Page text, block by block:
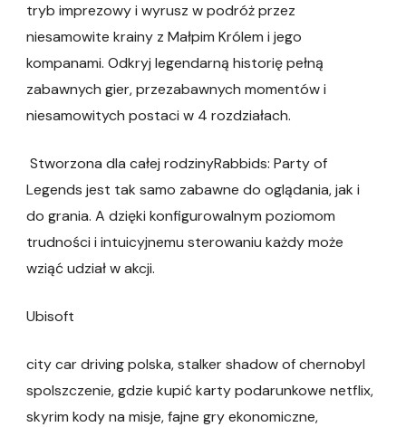
tryb imprezowy i wyrusz w podróż przez
niesamowite krainy z Małpim Królem i jego
kompanami. Odkryj legendarną historię pełną
zabawnych gier, przezabawnych momentów i
niesamowitych postaci w 4 rozdziałach.
Stworzona dla całej rodzinyRabbids: Party of
Legends jest tak samo zabawne do oglądania, jak i
do grania. A dzięki konfigurowalnym poziomom
trudności i intuicyjnemu sterowaniu każdy może
wziąć udział w akcji.
Ubisoft
city car driving polska, stalker shadow of chernobyl
spolszczenie, gdzie kupić karty podarunkowe netflix,
skyrim kody na misje, fajne gry ekonomiczne,